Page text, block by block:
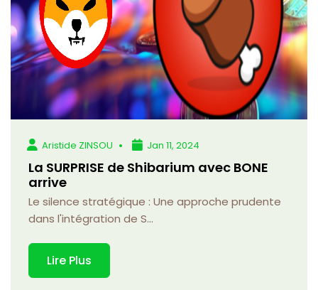
Aristide ZINSOU Jan 11, 2024
La SURPRISE de Shibarium avec BONE
arrive
Le silence stratégique : Une approche prudente
dans l'intégration de S...
Lire Plus